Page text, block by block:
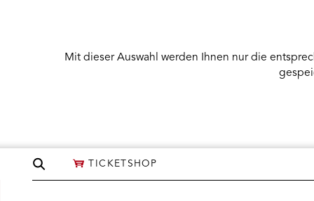
Seite
TICKETSHOP
Mit dieser Auswahl werden Ihnen nur die